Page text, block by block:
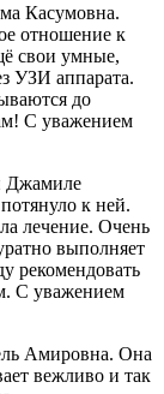
Касумовна.
отношение к
свои умные,
УЗИ аппарата.
до
С уважением
Джамиле
к ней.
лечение. Очень
выполняет
рекомендовать
С уважением
Амировна. Она
вежливо и так